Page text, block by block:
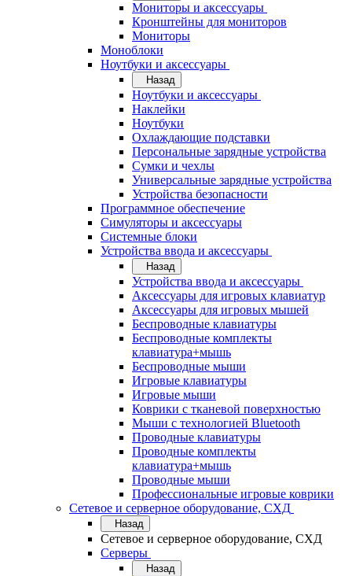
Мониторы и аксессуары
Кронштейны для мониторов
Мониторы
Моноблоки
Ноутбуки и аксессуары
Назад
Ноутбуки и аксессуары
Наклейки
Ноутбуки
Охлаждающие подставки
Персональные зарядные устройства
Сумки и чехлы
Универсальные зарядные устройства
Устройства безопасности
Программное обеспечение
Симуляторы и аксессуары
Системные блоки
Устройства ввода и аксессуары
Назад
Устройства ввода и аксессуары
Аксессуары для игровых клавиатур
Аксессуары для игровых мышей
Беспроводные клавиатуры
Беспроводные комплекты
клавиатура+мышь
Беспроводные мыши
Игровые клавиатуры
Игровые мыши
Коврики с тканевой поверхностью
Мыши с технологией Bluetooth
Проводные клавиатуры
Проводные комплекты
клавиатура+мышь
Проводные мыши
Профессиональные игровые коврики
Сетевое и серверное оборудование, СХД
Назад
Сетевое и серверное оборудование, СХД
Cерверы
Назад